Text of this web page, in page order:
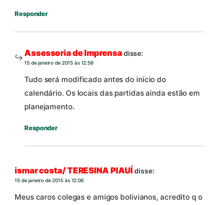
Responder
Assessoria de Imprensadisse:
15 de janeiro de 2015 às 12:56
Tudo será modificado antes do início do
calendário. Os locais das partidas ainda estão em
planejamento.
Responder
ismar costa/ TERESINA PIAUÍdisse:
15 de janeiro de 2015 às 12:06
Meus caros colegas e amigos bolivianos, acredito q o